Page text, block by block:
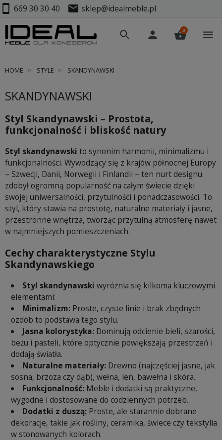
smartphone 669 30 30 40 mail sklep@idealmeble.pl
search person shopping_basket
0 menu
HOME STYLE SKANDYNAWSKI
SKANDYNAWSKI
Styl Skandynawski – Prostota,
funkcjonalność i bliskość natury
Styl skandynawski to synonim harmonii, minimalizmu i
funkcjonalności. Wywodzący się z krajów północnej Europy
– Szwecji, Danii, Norwegii i Finlandii – ten nurt designu
zdobył ogromną popularność na całym świecie dzięki
swojej uniwersalności, przytulności i ponadczasowości. To
styl, który stawia na prostotę, naturalne materiały i jasne,
przestronne wnętrza, tworząc przytulną atmosferę nawet
w najmniejszych pomieszczeniach.
Cechy charakterystyczne Stylu
Skandynawskiego
Styl skandynawski wyróżnia się kilkoma kluczowymi
elementami:
Minimalizm:Proste, czyste linie i brak zbędnych
ozdób to podstawa tego stylu.
Jasna kolorystyka:Dominują odcienie bieli, szarości,
beżu i pasteli, które optycznie powiększają przestrzeń i
dodają światła.
Naturalne materiały:Drewno (najczęściej jasne, jak
sosna, brzoza czy dąb), wełna, len, bawełna i skóra.
Funkcjonalność:Meble i dodatki są praktyczne,
wygodne i dostosowane do codziennych potrzeb.
Dodatki z duszą:Proste, ale starannie dobrane
dekoracje, takie jak rośliny, ceramika, świece czy tekstylia
w stonowanych kolorach.